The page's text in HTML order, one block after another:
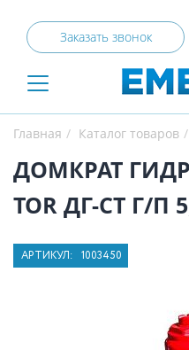
Заказать звонок
Главная Каталог товаров
ДОМКРАТ
TOR ДГ-CT Г/П
АРТИКУЛ: 1003450